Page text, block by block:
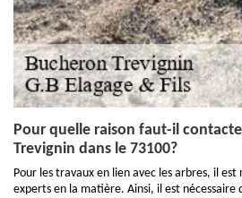
Pour quelle raison faut-il
Trevignin dans le 73100?
Pour les travaux en lien avec les arbres, il
experts en la matière. Ainsi, il est nécessaire